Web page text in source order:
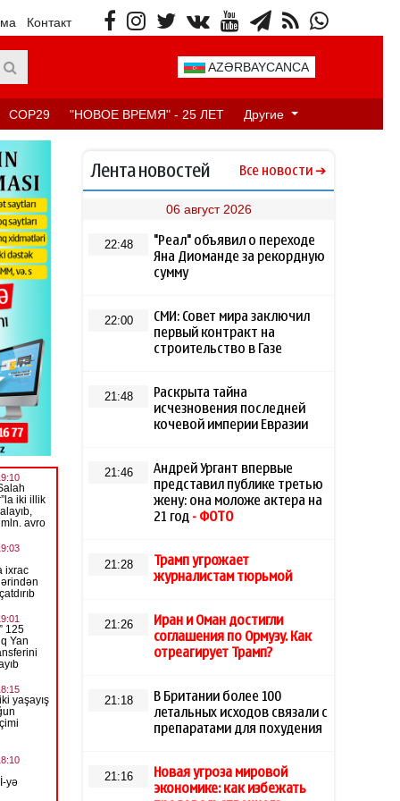
Контакт
AZƏRBAYCANCA
COP29 "НОВОЕ ВРЕМЯ" - 25 ЛЕТ Другие
Лента новостей Все новости
06 август 2026
22:48
"Реал" объявил о переходе
Яна Диоманде за рекордную
сумму
22:00
СМИ: Совет мира заключил
первый контракт на
строительство в Газе
21:48
Раскрыта тайна
исчезновения последней
кочевой империи Евразии
21:46
Андрей Ургант впервые
представил публике третью
жену: она моложе актера на
21 год - ФОТО
21:28
Трамп угрожает
журналистам тюрьмой
21:26
Иран и Оман достигли
соглашения по Ормузу. Как
отреагирует Трамп?
21:18
В Британии более 100
летальных исходов связали с
препаратами для похудения
21:16
Новая угроза мировой
экономике: как избежать